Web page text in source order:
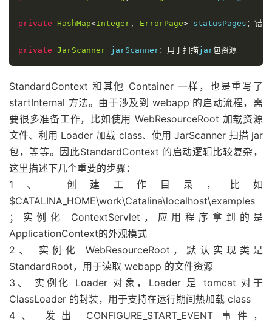
private HashMap<Integer , ErrorPage> statusPages ：错
private JarScanner jarScanner：用于扫描jar包资源
StandardContext 和其他 Container 一样，也是重写了
startInternal 方法。由于涉及到 webapp 的启动流程，需
要很多准备工作，比如使用 WebResourceRoot 加载资源
文件、利用 Loader 加载 class、使用 JarScanner 扫描 jar
包，等等。因此StandardContext 的启动逻辑比较复杂，
这里描述下几个重要的步骤：
1、 创建工作目录，比如
$CATALINA_HOME\work\Catalina\localhost\examples
；实例化 ContextServlet，应用程序拿到的是
ApplicationContext的外观模式
2、 实例化 WebResourceRoot，默认实现类是
StandardRoot，用于读取 webapp 的文件资源
3、 实例化 Loader 对象，Loader 是 tomcat 对于
ClassLoader 的封装，用于支持在运行期间热加载 class
4、 发出 CONFIGURE_START_EVENT 事件，